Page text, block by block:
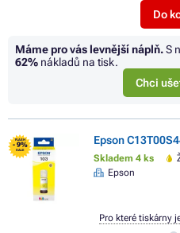
Do
Máme pro vás levnější náplň.S
62% nákladů na tisk.
Chci
FLASH
- 9%
SALE
Epson
Skladem 4 ks
Epson
Pro které tiskárny